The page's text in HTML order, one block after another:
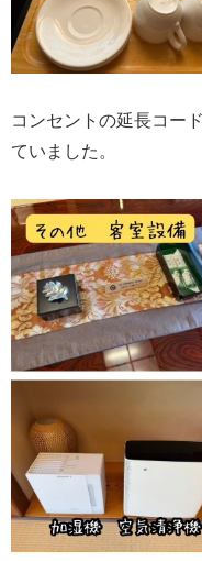
コンセントの延長コー
ていました。